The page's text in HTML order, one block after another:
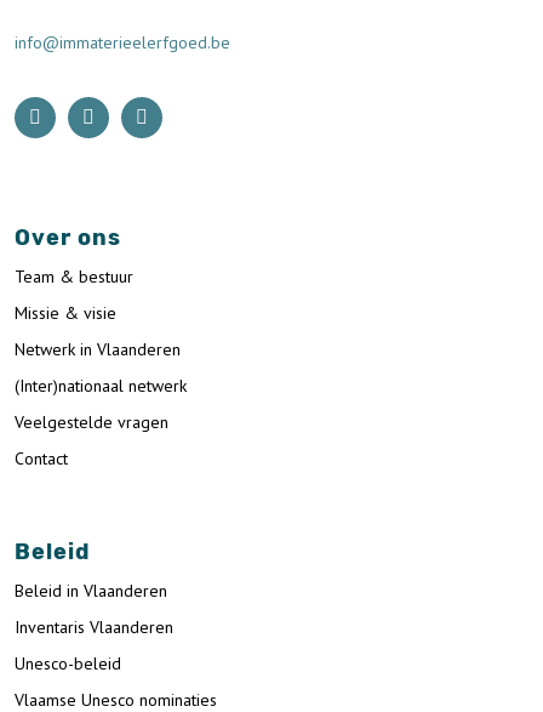
info@immaterieelerfgoed.be
Over ons
Team & bestuur
Missie & visie
Netwerk in Vlaanderen
(Inter)nationaal netwerk
Veelgestelde vragen
Contact
Beleid
Beleid in Vlaanderen
Inventaris Vlaanderen
Unesco-beleid
Vlaamse Unesco nominaties